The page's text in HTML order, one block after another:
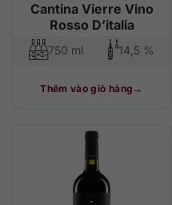
Cantina Vierre Vino
Rosso D’italia
750 ml 14,5 %
Thêm vào giỏ hàng